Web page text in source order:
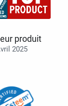
produit
2025